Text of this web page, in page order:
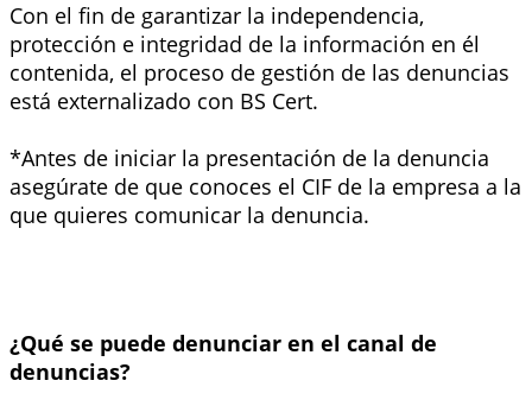
Con el fin de garantizar la independencia,
protección e integridad de la información en él
contenida, el proceso de gestión de las denuncias
está externalizado con BS Cert.
*Antes de iniciar la presentación de la denuncia
asegúrate de que conoces el CIF de la empresa a la
que quieres comunicar la denuncia.
¿Qué se puede denunciar en el canal de
denuncias?